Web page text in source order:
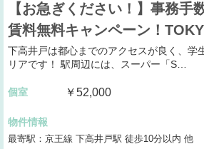
【お急ぎください！】事務手
賃料無料キャンペーン！
下高井戸は都心までのアクセスが良く、学
リアです！ 駅周辺には、スーパー「S…
個室 ￥52,000
物件情報
最寄駅：京王線 下高井戸駅 徒歩10分以内 他